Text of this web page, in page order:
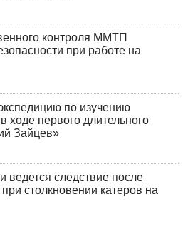
контроля ММТП
при работе на
по изучению
ходе первого длительного
Зайцев»
ведется следствие после
столкновении катеров на